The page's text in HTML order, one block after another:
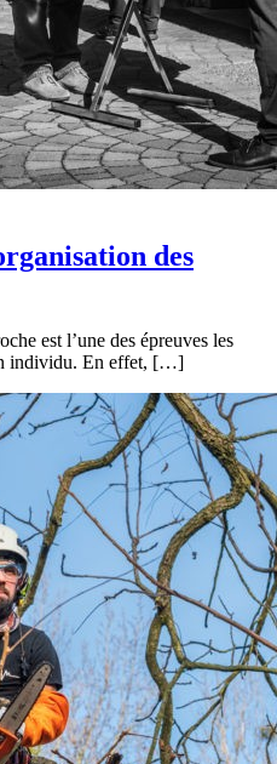
des
est l’une des épreuves les
individu. En effet, […]